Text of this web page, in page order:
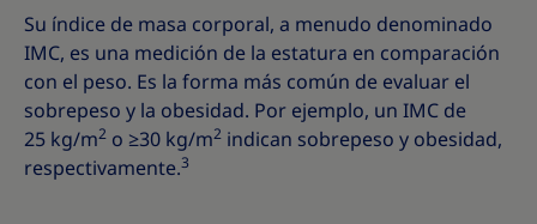
Su índice de masa corporal, a menudo denominado
IMC, es una medición de la estatura en comparación
con el peso. Es la forma más común de evaluar el
sobrepeso y la obesidad. Por ejemplo, un IMC de
25 kg/m2 o ≥30 kg/m2 indican sobrepeso y obesidad,
respectivamente.3